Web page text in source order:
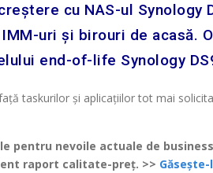
cu NAS-ul Synology
uri și birouri de acasă.
end-of-life Synology
taskurilor și aplicațiilor tot mai
pentru nevoile actuale de
raport calitate-preț. >>